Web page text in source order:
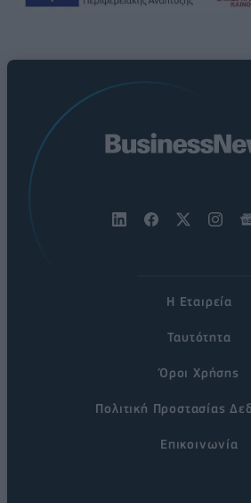
Η Εταιρεία
Ταυτότητα
Όροι Χρήσης
Πολιτική Προστασίας
Επικοινωνία